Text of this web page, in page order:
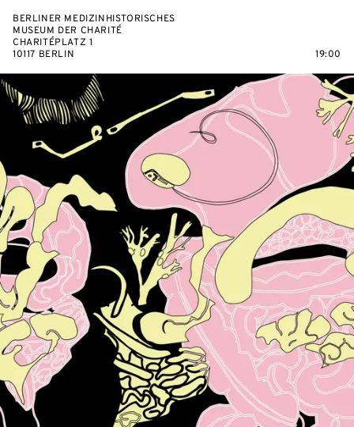
BERLINER MEDIZINHISTORISCHES
MUSEUM DER CHARITÉ
CHARITÉPLATZ 1
10117 BERLIN
19:00